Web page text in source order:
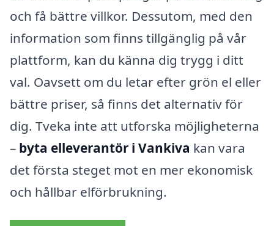
och få bättre villkor. Dessutom, med den
information som finns tillgänglig på vår
plattform, kan du känna dig trygg i ditt
val. Oavsett om du letar efter grön el eller
bättre priser, så finns det alternativ för
dig. Tveka inte att utforska möjligheterna
– byta elleverantör i Vankiva kan vara
det första steget mot en mer ekonomisk
och hållbar elförbrukning.